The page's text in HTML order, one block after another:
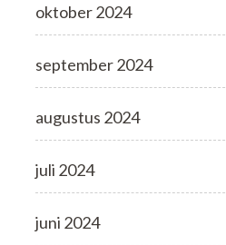
oktober 2024
september 2024
augustus 2024
juli 2024
juni 2024